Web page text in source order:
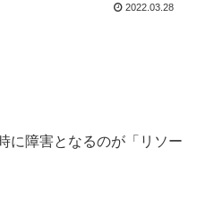
2022.03.28
に障害となるのが「リソー